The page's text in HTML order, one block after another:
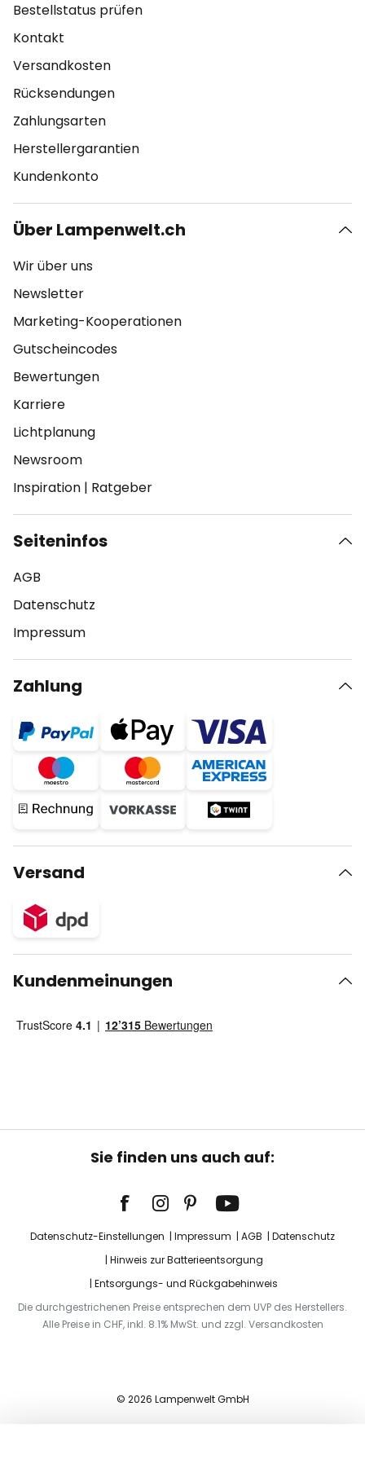
Bestellstatus prüfen
Kontakt
Versandkosten
Rücksendungen
Zahlungsarten
Herstellergarantien
Kundenkonto
Über Lampenwelt.ch
Wir über uns
Newsletter
Marketing-Kooperationen
Gutscheincodes
Bewertungen
Karriere
Lichtplanung
Newsroom
Inspiration | Ratgeber
Seiteninfos
AGB
Datenschutz
Impressum
Zahlung
Versand
Kundenmeinungen
Sie finden uns auch auf:
Datenschutz-Einstellungen Impressum AGB
Datenschutz
Hinweis zur Batterieentsorgung
Entsorgungs- und Rückgabehinweis
Die durchgestrichenen Preise entsprechen dem UVP des Herstellers.
Alle Preise in CHF, inkl. 8.1% MwSt. und zzgl. Versandkosten
© 2026 Lampenwelt GmbH